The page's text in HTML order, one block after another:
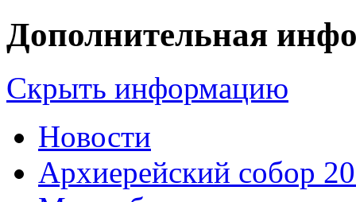
Дополнительная
Скрыть информацию
Новости
Архиерейский собор